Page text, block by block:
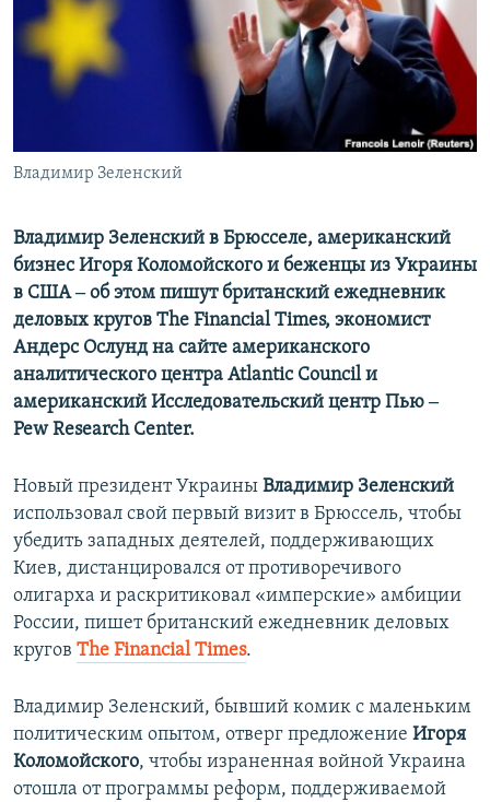
ПОБЕДИТЕЛЕЙ НЕ СУДЯТ?
КРЫМ.НЕПОКОРЕННЫЙ
ELIFBE
УКРАИНСКАЯ ПРОБЛЕМА КРЫМА
ПРИСОЕДИНЯЙТЕСЬ!
Все сайты RFE/RL
Владимир Зеленский
Владимир Зеленский в Брюсселе, американский
бизнес Игоря Коломойского и беженцы из Украины
в США ‒ об этом пишут британский ежедневник
деловых кругов The Financial Times, экономист
Андерс Ослунд на сайте американского
аналитического центра Atlantic Council и
американский Исследовательский центр Пью ‒
Pew Research Center.
Новый президент Украины Владимир Зеленский
использовал свой первый визит в Брюссель, чтобы
убедить западных деятелей, поддерживающих
Киев, дистанцировался от противоречивого
олигарха и раскритиковал «имперские» амбиции
России, пишет британский ежедневник деловых
кругов The Financial Times.
Владимир Зеленский, бывший комик с маленьким
политическим опытом, отверг предложение Игоря
Коломойского, чтобы израненная войной Украина
отошла от программы реформ, поддерживаемой